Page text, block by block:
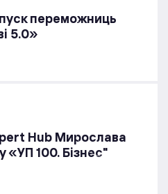
переможниць
5.0»
Hub Мирослава
«УП 100. Бізнес"